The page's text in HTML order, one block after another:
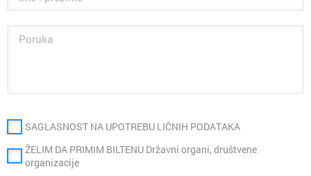
SAGLASNOST NA UPOTREBU LIČNIH PODATAKA
ŽELIM DA PRIMIM BILTENU Državni organi, društvene
organizacije